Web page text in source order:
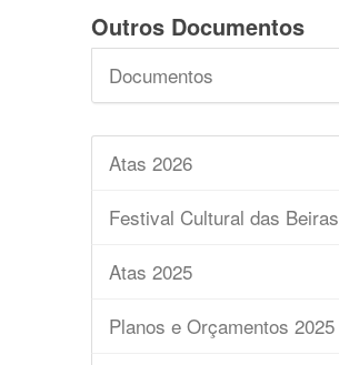
Outros Documentos
Documentos
Atas 2026
Festival Cultural das Beiras
Atas 2025
Planos e Orçamentos 2025